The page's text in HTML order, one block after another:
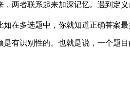
两者联系起来加深记忆。遇到定
在多选题中，你就知道正确答案
有识别性的。也就是说，一个题